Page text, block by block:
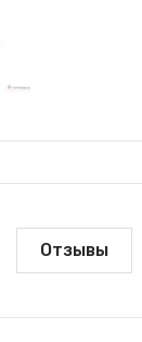
Отзывы